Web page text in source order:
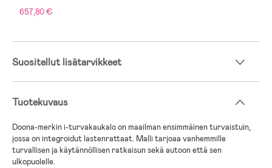
657,80 €
Suositellut lisätarvikkeet
Tuotekuvaus
Doona-merkin i-turvakaukalo on maailman ensimmäinen turvaistuin,
jossa on integroidut lastenrattaat. Malli tarjoaa vanhemmille
turvallisen ja käytännöllisen ratkaisun sekä autoon että sen
ulkopuolelle.